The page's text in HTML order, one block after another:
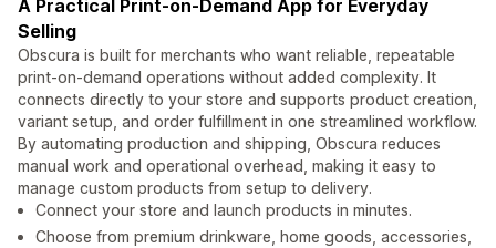
A Practical Print-on-Demand App for Everyday
Selling
Obscura is built for merchants who want reliable, repeatable
print-on-demand operations without added complexity. It
connects directly to your store and supports product creation,
variant setup, and order fulfillment in one streamlined workflow.
By automating production and shipping, Obscura reduces
manual work and operational overhead, making it easy to
manage custom products from setup to delivery.
Connect your store and launch products in minutes.
Choose from premium drinkware, home goods, accessories,